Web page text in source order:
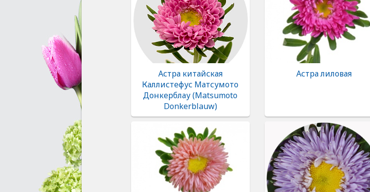
Астра китайская
Каллистефус Матсумото
Донкерблау (Matsumoto
Donkerblauw)
Астра лиловая